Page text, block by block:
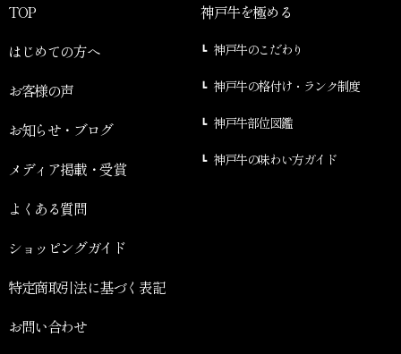
TOP
はじめての方へ
お客様の声
お知らせ・ブログ
メディア掲載・受賞
よくある質問
ショッピングガイド
特定商取引法に基づく表記
お問い合わせ
神戸牛を極める
神戸牛のこだわり
神戸牛の格付け・ランク制度
神戸牛部位図鑑
神戸牛の味わい方ガイド